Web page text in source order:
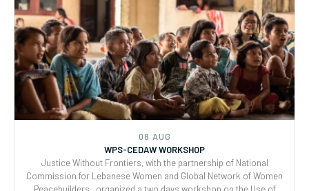
08 AUG
WPS-CEDAW WORKSHOP
Justice Without Frontiers, with the partnership of National
Commission for Lebanese Women and Global Network of Women
Peacebuilders , organized a two days workshop on the Use of
CEDAW General Recommendations (GRs) 30 and for Monitoring,
Reporting and Joint implementation of the Women, Peace, and
and CEDAW.